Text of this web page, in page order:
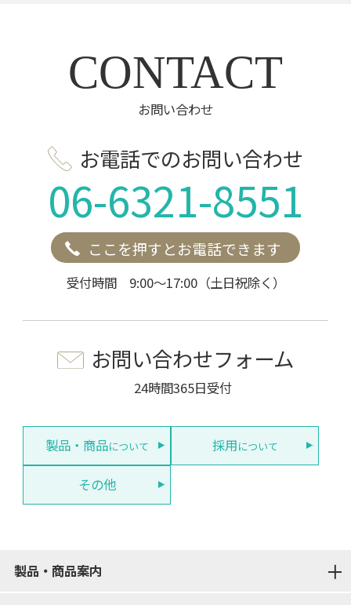
CONTACT
お問い合わせ
お電話でのお問い合わせ
06-6321-8551
ここを押すとお電話できます
受付時間 9:00～17:00（土日祝除く）
お問い合わせフォーム
24時間365日受付
製品・商品について 採用について
その他
製品・商品案内